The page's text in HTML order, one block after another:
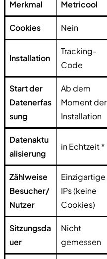
Merkmal Metricool
Cookies Nein
Installation
Tracking-
Code
Start der
Datenerfas
sung
Ab dem
Moment der
Installation
Datenaktu
alisierung
in Echtzeit *
Zählweise
Besucher/
Nutzer
Einzigartige
IPs (keine
Cookies)
Sitzungsda
uer
Nicht
gemessen